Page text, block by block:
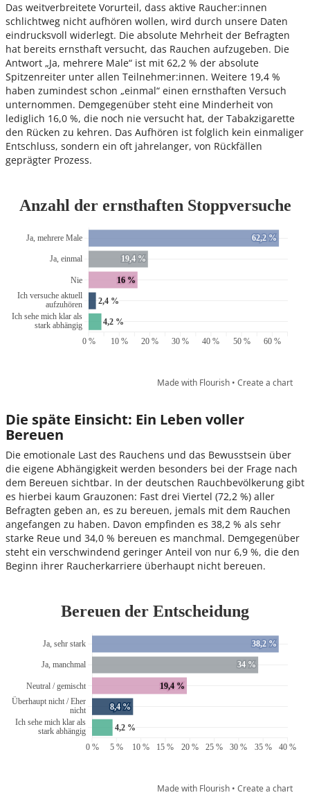
Das weitverbreitete Vorurteil, dass aktive Raucher:innen
schlichtweg nicht aufhören wollen, wird durch unsere Daten
eindrucksvoll widerlegt. Die absolute Mehrheit der Befragten
hat bereits ernsthaft versucht, das Rauchen aufzugeben. Die
Antwort „Ja, mehrere Male“ ist mit 62,2 % der absolute
Spitzenreiter unter allen Teilnehmer:innen. Weitere 19,4 %
haben zumindest schon „einmal“ einen ernsthaften Versuch
unternommen. Demgegenüber steht eine Minderheit von
lediglich 16,0 %, die noch nie versucht hat, der Tabakzigarette
den Rücken zu kehren. Das Aufhören ist folglich kein einmaliger
Entschluss, sondern ein oft jahrelanger, von Rückfällen
geprägter Prozess.
Die späte Einsicht: Ein Leben voller
Bereuen
Die emotionale Last des Rauchens und das Bewusstsein über
die eigene Abhängigkeit werden besonders bei der Frage nach
dem Bereuen sichtbar. In der deutschen Rauchbevölkerung gibt
es hierbei kaum Grauzonen: Fast drei Viertel (72,2 %) aller
Befragten geben an, es zu bereuen, jemals mit dem Rauchen
angefangen zu haben. Davon empfinden es 38,2 % als sehr
starke Reue und 34,0 % bereuen es manchmal. Demgegenüber
steht ein verschwindend geringer Anteil von nur 6,9 %, die den
Beginn ihrer Raucherkarriere überhaupt nicht bereuen.